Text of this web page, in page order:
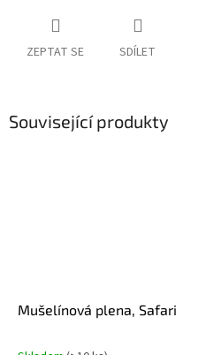
ZEPTAT SE SDÍLET
Související produkty
Mušelínová plena, Safari